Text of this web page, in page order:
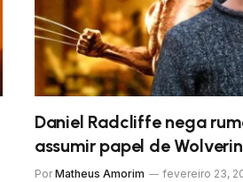
Daniel Radcliffe nega
assumir papel de
Por Matheus Amorim fevereiro 23,